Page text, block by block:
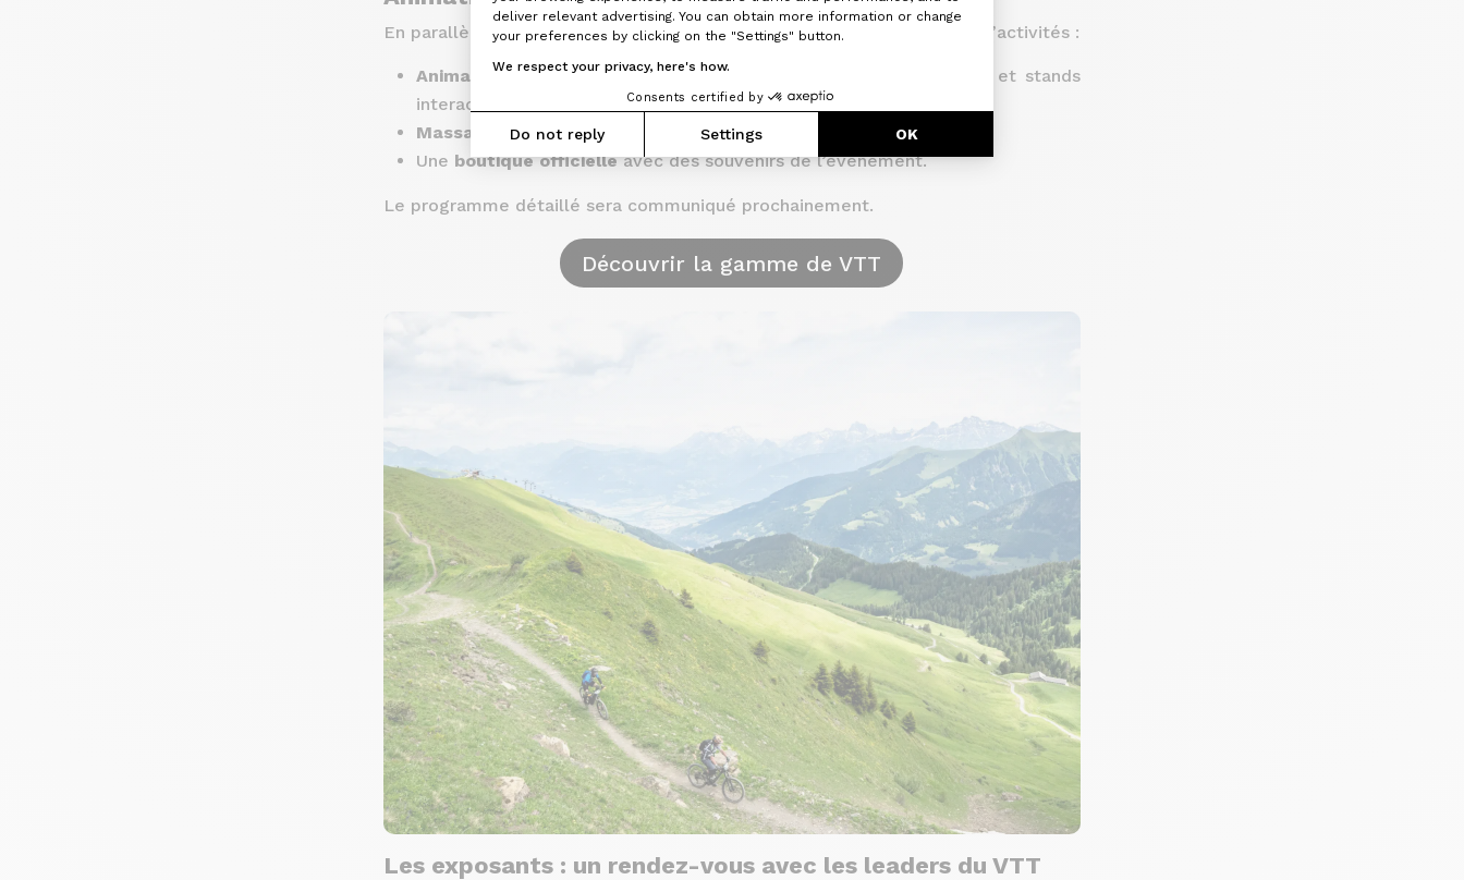
deliver relevant advertising. You can obtain more information or change
your preferences by clicking on the "Settings" button.
We respect your privacy, here's how.
Consents certified by
Do not reply Settings OK
En parallèle des randonnées et tests, le salon propose une multitude d’activités :
Animations pour enfants et adultes
, comme des ateliers, jeux et stands
interactifs.
Massages et bien-être
, pour récupérer après une journée sportive.
Une boutique officielleavec des souvenirs de l’événement.
Le programme détaillé sera communiqué prochainement.
Découvrir la gamme de VTT
Les exposants : un rendez-vous avec les leaders du VTT